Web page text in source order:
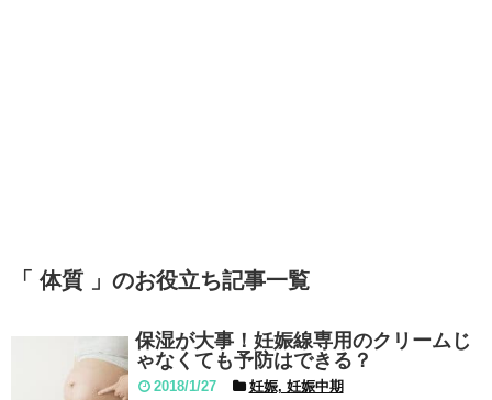
「 体質 」のお役立ち記事一覧
保湿が大事！妊娠線専用のクリームじ
ゃなくても予防はできる？
2018/1/27 妊娠, 妊娠中期